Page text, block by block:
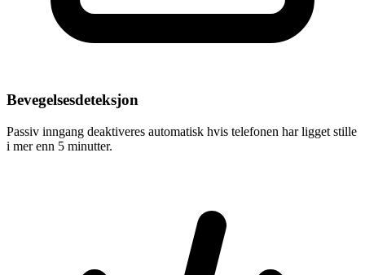
Bevegelsesdeteksjon
Passiv inngang deaktiveres automatisk hvis telefonen har ligget stille
i mer enn 5 minutter.